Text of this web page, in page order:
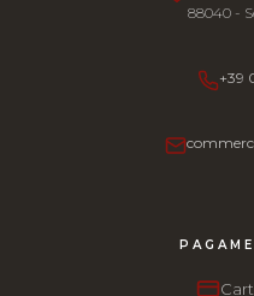
88040 -
+39